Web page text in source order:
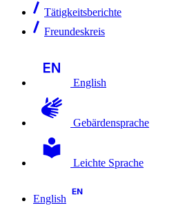
Tätigkeitsberichte
Freundeskreis
English
Gebärdensprache
Leichte Sprache
English